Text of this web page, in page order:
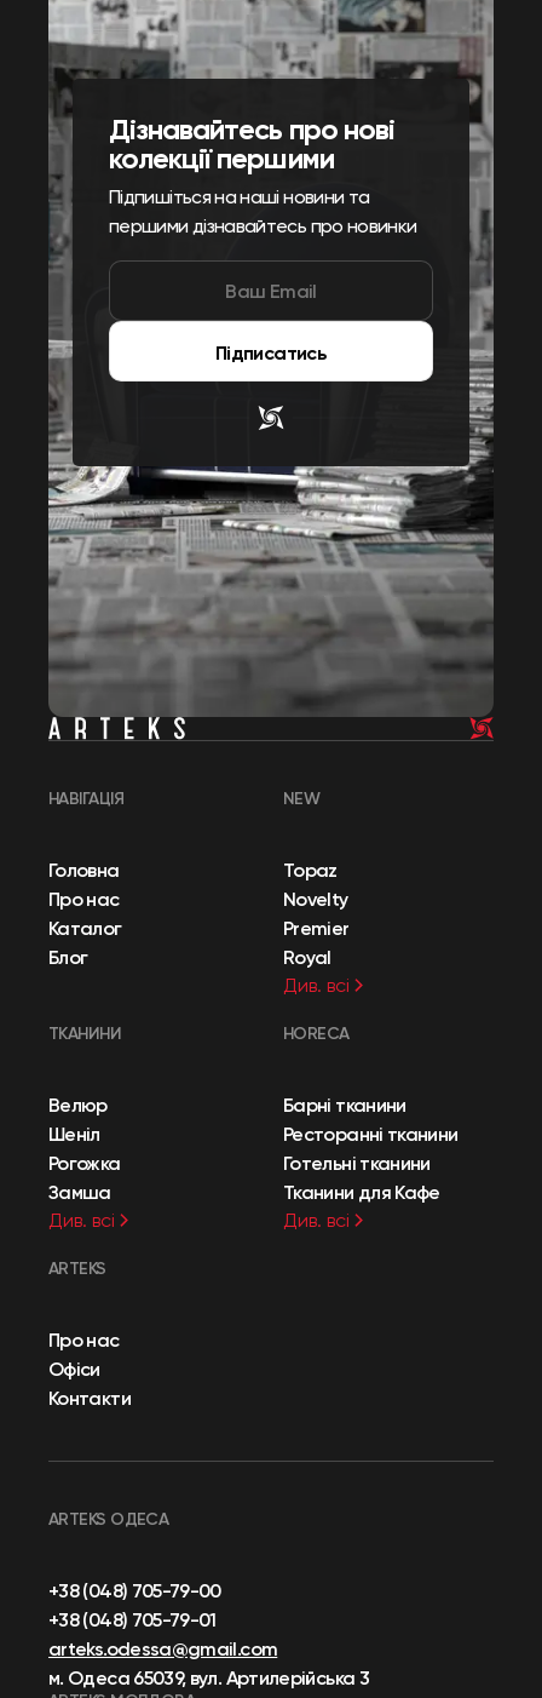
Дізнавайтесь про нові
колекції першими
Підпишіться на наші новини та
першими дізнавайтесь про новинки
Підписатись
НАВІГАЦІЯ
Головна
Про нас
Каталог
Блог
NEW
Topaz
Novelty
Premier
Royal
Див. всі
ТКАНИНИ
Велюр
Шеніл
Рогожка
Замша
Див. всі
HORECA
Барні тканини
Ресторанні тканини
Готельні тканини
Тканини для Кафе
Див. всі
ARTEKS
Про нас
Офіси
Контакти
ARTEKS ОДЕСА
+38 (048) 705-79-00
+38 (048) 705-79-01
arteks.odessa@gmail.com
м. Одеса 65039, вул. Артилерійська 3